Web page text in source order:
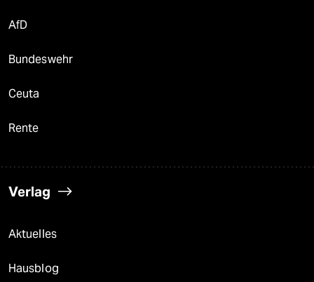
AfD
Bundeswehr
Ceuta
Rente
Verlag
Aktuelles
Hausblog